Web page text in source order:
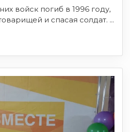
войск погиб в 1996 году,
и спасая солдат. ...